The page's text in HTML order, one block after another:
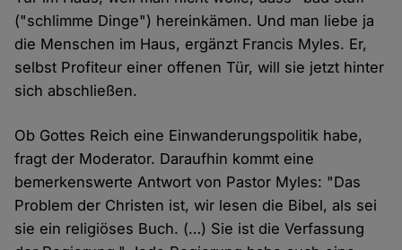
("schlimme Dinge") hereinkämen. Und man liebe ja
die Menschen im Haus, ergänzt Francis Myles. Er,
selbst Profiteur einer offenen Tür, will sie jetzt hinter
sich abschließen.
Ob Gottes Reich eine Einwanderungspolitik habe,
fragt der Moderator. Daraufhin kommt eine
bemerkenswerte Antwort von Pastor Myles: "Das
Problem der Christen ist, wir lesen die Bibel, als sei
sie ein religiöses Buch. (…) Sie ist die Verfassung